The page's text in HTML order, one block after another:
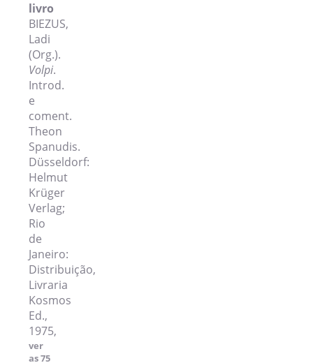
livro
BIEZUS,
Ladi
(Org.).
Volpi.
Introd.
e
coment.
Theon
Spanudis.
Düsseldorf:
Helmut
Krüger
Verlag;
Rio
de
Janeiro:
Distribuição,
Livraria
Kosmos
Ed.,
1975,
ver
as 75